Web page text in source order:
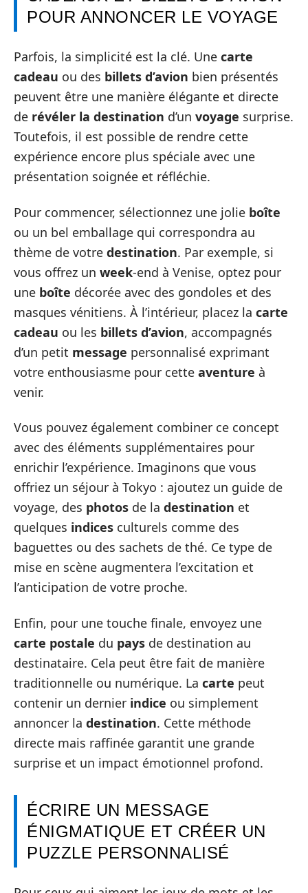
POUR ANNONCER LE VOYAGE
Parfois, la simplicité est la clé. Une carte
cadeau ou des billets d’avion bien présentés
peuvent être une manière élégante et directe
de révéler la destination d’un voyage surprise.
Toutefois, il est possible de rendre cette
expérience encore plus spéciale avec une
présentation soignée et réfléchie.
Pour commencer, sélectionnez une jolie boîte
ou un bel emballage qui correspondra au
thème de votre destination. Par exemple, si
vous offrez un week-end à Venise, optez pour
une boîte décorée avec des gondoles et des
masques vénitiens. À l’intérieur, placez la carte
cadeau ou les billets d’avion, accompagnés
d’un petit message personnalisé exprimant
votre enthousiasme pour cette aventure à
venir.
Vous pouvez également combiner ce concept
avec des éléments supplémentaires pour
enrichir l’expérience. Imaginons que vous
offriez un séjour à Tokyo : ajoutez un guide de
voyage, des photos de la destination et
quelques indices culturels comme des
baguettes ou des sachets de thé. Ce type de
mise en scène augmentera l’excitation et
l’anticipation de votre proche.
Enfin, pour une touche finale, envoyez une
carte postale du pays de destination au
destinataire. Cela peut être fait de manière
traditionnelle ou numérique. La carte peut
contenir un dernier indice ou simplement
annoncer la destination. Cette méthode
directe mais raffinée garantit une grande
surprise et un impact émotionnel profond.
ÉCRIRE UN MESSAGE
ÉNIGMATIQUE ET CRÉER UN
PUZZLE PERSONNALISÉ